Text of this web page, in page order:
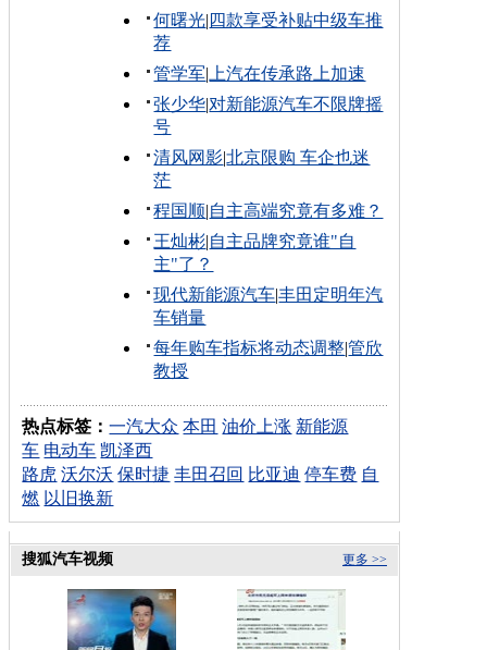
何曙光| 四款享受补贴中级车推
荐
管学军| 上汽在传承路上加速
张少华|对新能源汽车不限牌摇
号
清风网影|北京限购 车企也迷
茫
程国顺|自主高端究竟有多难？
王灿彬|自主品牌究竟谁"自
主"了？
现代新能源汽车|丰田定明年汽
车销量
每年购车指标将动态调整|管欣
教授
热点标签：一汽大众 本田 油价上涨 新能源
车 电动车 凯泽西
路虎 沃尔沃 保时捷 丰田召回 比亚迪 停车费 自
燃 以旧换新
更多 >>
搜狐汽车视频